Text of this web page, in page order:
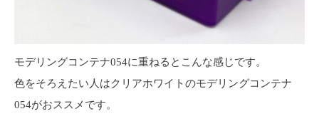
モデリングコンテナ054に重ねるとこんな感じです。
色をそろえたい人はクリアホワイトのモデリングコンテナ
054がおススメです。